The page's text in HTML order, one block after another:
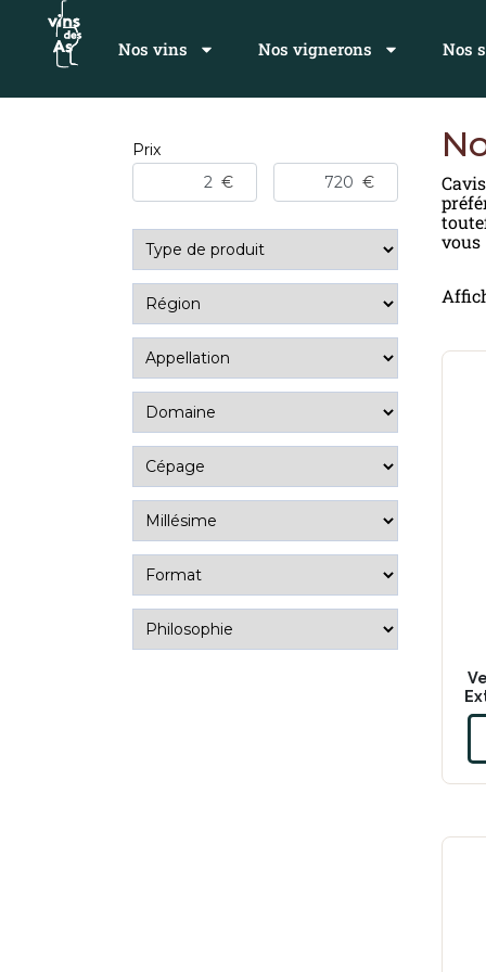
Nos vins Nos vignerons Nos
vous
Prix